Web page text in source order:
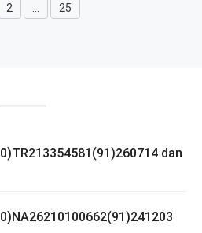
Halaman
2 Halaman
25
dan